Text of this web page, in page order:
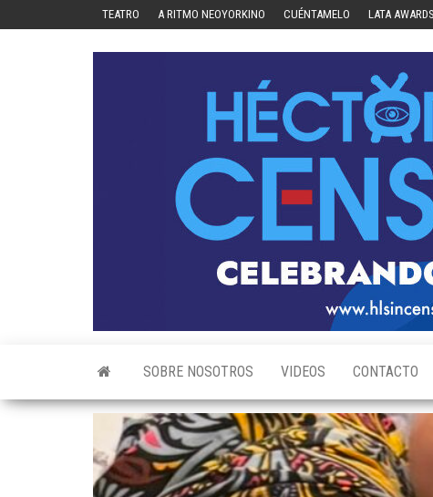
TEATRO A RITMO NEOYORKINO CUÉNTAMELO LATA AWARDS
SOBRE NOSOTROS VIDEOS CONTACTO